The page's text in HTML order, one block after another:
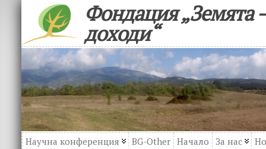
Фондация „Земята
доходи“
Научна конференция BG-Other Начало За нас